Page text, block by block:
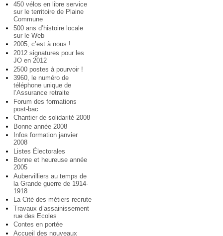
450 vélos en libre service
sur le territoire de Plaine
Commune
500 ans d’histoire locale
sur le Web
2005, c’est à nous !
2012 signatures pour les
JO en 2012
2500 postes à pourvoir !
3960, le numéro de
téléphone unique de
l’Assurance retraite
Forum des formations
post-bac
Chantier de solidarité 2008
Bonne année 2008
Infos formation janvier
2008
Listes Électorales
Bonne et heureuse année
2005
Aubervilliers au temps de
la Grande guerre de 1914-
1918
La Cité des métiers recrute
Travaux d’assainissement
rue des Ecoles
Contes en portée
Accueil des nouveaux